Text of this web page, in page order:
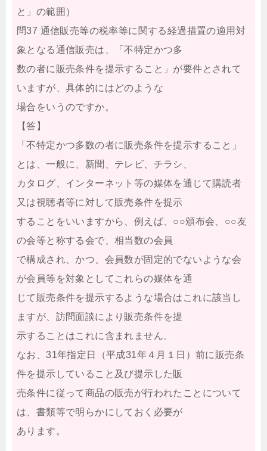
と」の範囲）
問37 通信販売等の税率等に関する経過措置の適用対
象となる通信販売は、「不特定かつ多
数の者に販売条件を提示すること」が要件とされて
いますが、具体的にはどのような
場合をいうのですか。
【答】
「不特定かつ多数の者に販売条件を提示すること」
とは、一般に、新聞、テレビ、チラシ、
カタログ、インターネット等の媒体を通じて購読者
又は視聴者等に対して販売条件を提示
することをいいますから、例えば、○○頒布会、○○友
の会等と称する会で、相当数の会員
で構成され、かつ、会員数が固定的でないような会
が会員等を対象としてこれらの媒体を通
じて販売条件を提示するような場合はこれに該当し
ますが、訪問面談により販売条件を提
示することはこれに含まれません。
なお、31年指定日（平成31年４月１日）前に販売条
件を提示していること及び提示した販
売条件に従って商品の販売が行われたことについて
は、書類等で明らかにしておく必要が
あります。